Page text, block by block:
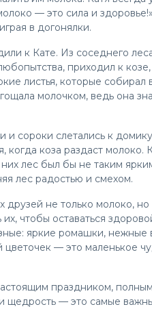
— это сила и
в догонялки.
к Кате. Из соседнего
приходил к
листья, которые собирал
молочком, ведь она
сороки слетались к
коза раздаст молоко.
лес был бы не таким
лес радостью и смехом.
не только молоко,
чтобы оставаться
яркие ромашки, нежные
цветочек — это маленькое
праздником,
и щедрость — это самые